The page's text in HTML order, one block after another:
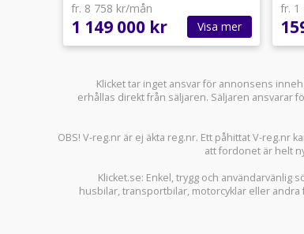
fr. 8 758 kr/mån
1 149 000 kr Visa mer
fr. 1
Klicket tar inget ansvar för annonsens
erhållas direkt från säljaren. Säljaren ansvarar
OBS! V-reg.nr är ej äkta reg.nr. Ett påhittat V-
att fordonet är helt
Klicket.se: Enkel, trygg och användarvänlig
husbilar,transportbilar, motorcyklar eller andra